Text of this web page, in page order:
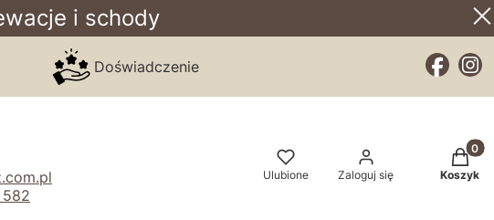
i schody
Doświadczenie
Ulubione Zaloguj się Koszyk